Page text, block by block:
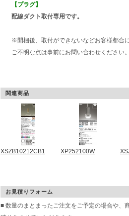
【プラグ】
配線ダクト取付専用です。
※開梱後、取付ができないなどお客様都合
ご不明な点は事前にお問い合わせください。
関連商品
XSZB10212CB1 XP252100W
お見積りフォーム
■ 数量のまとまったご注文をご予定の場合や、